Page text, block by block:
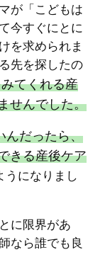
が「こどもは
今すぐにとに
を求められま
先を探したの
てくれる産
せんでした。
んだったら、
きる産後ケア
うになりまし
に限界があ
なら誰でも良